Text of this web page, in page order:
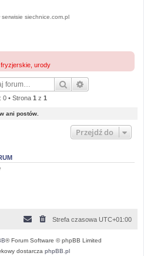
serwisie siechnice.com.pl
urody
Szukaj
0 • Strona 1 z 1
ani postów.
Przejdź do
Strefa czasowa UTC+01:00
® Forum Software © phpBB Limited
dostarcza phpBB.pl